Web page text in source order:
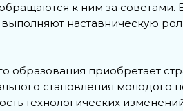
к ним за советами.
наставническую
образования приобретает
становления молодого
технологических